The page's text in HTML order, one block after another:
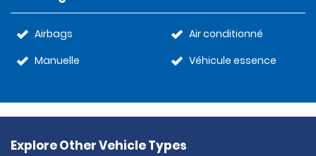
Airbags
Manuelle
Air conditionné
Véhicule essence
Explore Other Vehicle Types